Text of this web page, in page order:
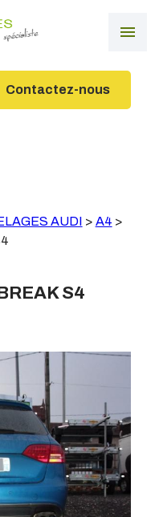
menu
Contactez-nous
AUDI > A4 >
S4